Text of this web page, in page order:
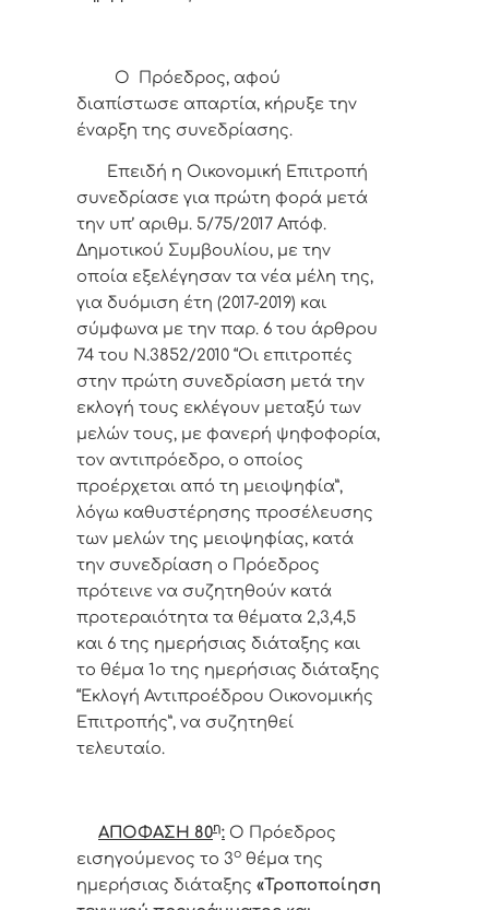
Ο Πρόεδρος, αφού
διαπίστωσε απαρτία, κήρυξε την
έναρξη της συνεδρίασης.
Επειδή η Οικονομική Επιτροπή
συνεδρίασε για πρώτη φορά μετά
την υπ’ αριθμ. 5/75/2017 Απόφ.
Δημοτικού Συμβουλίου, με την
οποία εξελέγησαν τα νέα μέλη της,
για δυόμιση έτη (2017-2019) και
σύμφωνα με την παρ. 6 του άρθρου
74 του Ν.3852/2010 “Οι επιτροπές
στην πρώτη συνεδρίαση μετά την
εκλογή τους εκλέγουν μεταξύ των
μελών τους, με φανερή ψηφοφορία,
τον αντιπρόεδρο, ο οποίος
προέρχεται από τη μειοψηφία”,
λόγω καθυστέρησης προσέλευσης
των μελών της μειοψηφίας, κατά
την συνεδρίαση ο Πρόεδρος
πρότεινε να συζητηθούν κατά
προτεραιότητα τα θέματα 2,3,4,5
και 6 της ημερήσιας διάταξης και
το θέμα 1ο της ημερήσιας διάταξης
“Εκλογή Αντιπροέδρου Οικονομικής
Επιτροπής”, να συζητηθεί
τελευταίο.
ΑΠΟΦΑΣΗ 80η: Ο Πρόεδρος
εισηγούμενος το 3ο θέμα της
ημερήσιας διάταξης «Τροποποίηση